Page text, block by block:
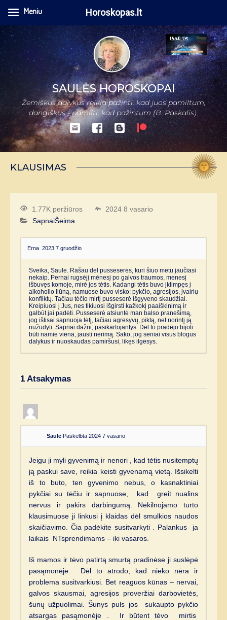
SAULĖS HOROSKOPAI
Žemiškus dalykus reikia pažinti, kad juos pamiltum,
dangiškus - pamilti, kad pažintum (B. Paskalis).
KLAUSIMAS
1.77K peržiūros
2024 8 vasario
SapnaiŠeima
Erna 2023 7 gruodžio
Sveika, Saule. Rašau dėl pusseserės, kuri šiuo metu jaučiasi
nekaip. Pernai rugsėjį mėnesį po galvos traumos, mėnesį
išbuvęs komoje, mirė jos tėtis. Kadangi tėtis buvo įklimpęs į
alkoholio liūną, namuose buvo visko: pykčio, agresijos, įvairių
konfliktų. Tačiau tėčio mirtį pusseserė išgyveno skaudžiai.
Kreipiuosi į Jus, nes tikiuosi išgirsti kažkokį paaiškinimą ir
galbūt jai padėti. Pusseserė atsiuntė man balso pranešimą,
jog ištisai sapnuoja tėtį, tačiau agresyvų, piktą, net norintį ją
nužudyti. Sapnai dažni, pasikartojantys. Dėl to pradėjo bijoti
būti namie viena, jausti nerimą. Sako, jog seniai visus blogus
dalykus ir nuoskaudas pamiršusi, likęs ilgesys.
1 Atsakymas
Saule Paskelbta 2024 7 vasario
Jeigu ji myli gyvenimą ir nenori , kad tėtis nusitemptų
ją paskui save, reikia keisti gyvenamą vietą. Išsikelti
iš to buto, ten gyvenimo nebus, o kasnaktiniai
pykčiai su tėčiu ir sapnuose, kad greit nualins
nervus ir pakirs darbingumą. Nekilnojamo turto
klausimuose ji linkusi į klaidas dėl smulkios naudos
skaičiavimo. Čia padėkite susitvarkyti . Palankus ja
laikais NTsprendimams – iki vasaros.
Iš mamos ir tėvo patirtą smurtą pradinėse ji suslėpė
pasąmonėje. Dėl to atrodo, kad nieko nėra ir
problema susitvarkiusi. Bet reaguos kūnas – nervai,
galvos skausmai, agresijos proveržiai darbovietės,
šunų užpuolimai. Šunys puls jos sukaupto pykčio
atsargas pasąmonėje . Ir būtent tėvo mirtis
Meniu Horoskopas.lt